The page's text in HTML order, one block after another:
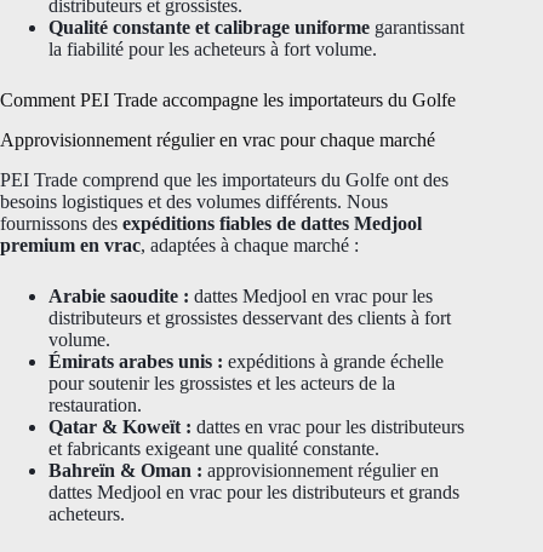
distributeurs et grossistes.
Qualité constante et calibrage uniforme garantissant
la fiabilité pour les acheteurs à fort volume.
Comment PEI Trade accompagne les importateurs du Golfe
Approvisionnement régulier en vrac pour chaque marché
PEI Trade comprend que les importateurs du Golfe ont des
besoins logistiques et des volumes différents. Nous
fournissons des expéditions fiables de dattes Medjool
premium en vrac, adaptées à chaque marché :
Arabie saoudite : dattes Medjool en vrac pour les
distributeurs et grossistes desservant des clients à fort
volume.
Émirats arabes unis : expéditions à grande échelle
pour soutenir les grossistes et les acteurs de la
restauration.
Qatar & Koweït : dattes en vrac pour les distributeurs
et fabricants exigeant une qualité constante.
Bahreïn & Oman : approvisionnement régulier en
dattes Medjool en vrac pour les distributeurs et grands
acheteurs.